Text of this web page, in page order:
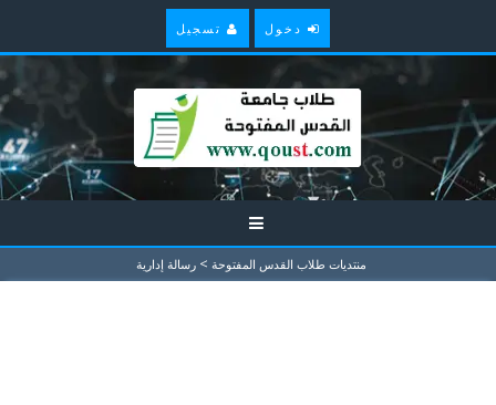
دخول تسجيل
منتديات طلاب القدس المفتوحة > رسالة إدارية